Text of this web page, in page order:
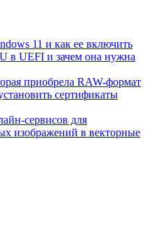
11 и как ее включить
в UEFI и зачем она нужна
приобрела RAW-формат
сертификаты
сервисов для
изображений в векторные